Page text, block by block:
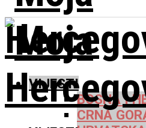
VIJESTI
BOSNA I
CRNA